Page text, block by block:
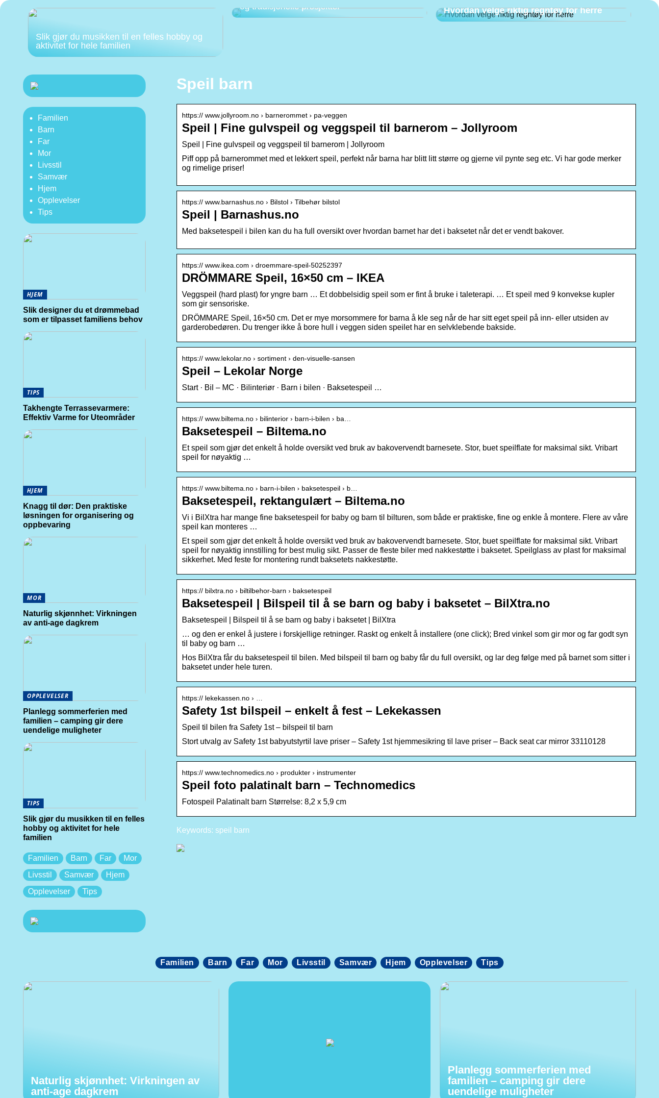
Slik gjør du musikken til en felles hobby og
aktivitet for hele familien
og tradisjonelle prosjekter
Hvordan velge riktig regntøy for herre
Speil barn
https:// www.jollyroom.no › barnerommet › pa-veggen
Speil | Fine gulvspeil og veggspeil til barnerom – Jollyroom
Speil | Fine gulvspeil og veggspeil til barnerom | Jollyroom
Piff opp på barnerommet med et lekkert speil, perfekt når barna har blitt litt større og gjerne vil pynte seg etc. Vi har gode merker
og rimelige priser!
https:// www.barnashus.no › Bilstol › Tilbehør bilstol
Speil | Barnashus.no
Med baksetespeil i bilen kan du ha full oversikt over hvordan barnet har det i baksetet når det er vendt bakover.
https:// www.ikea.com › droemmare-speil-50252397
DRÖMMARE Speil, 16×50 cm – IKEA
Veggspeil (hard plast) for yngre barn … Et dobbelsidig speil som er fint å bruke i taleterapi. … Et speil med 9 konvekse kupler
som gir sensoriske.
DRÖMMARE Speil, 16×50 cm. Det er mye morsommere for barna å kle seg når de har sitt eget speil på inn- eller utsiden av
garderobedøren. Du trenger ikke å bore hull i veggen siden speilet har en selvklebende bakside.
https:// www.lekolar.no › sortiment › den-visuelle-sansen
Speil – Lekolar Norge
Start · Bil – MC · Bilinteriør · Barn i bilen · Baksetespeil …
https:// www.biltema.no › bilinterior › barn-i-bilen › ba…
Baksetespeil – Biltema.no
Et speil som gjør det enkelt å holde oversikt ved bruk av bakovervendt barnesete. Stor, buet speilflate for maksimal sikt. Vribart
speil for nøyaktig …
https:// www.biltema.no › barn-i-bilen › baksetespeil › b…
Baksetespeil, rektangulært – Biltema.no
Vi i BilXtra har mange fine baksetespeil for baby og barn til bilturen, som både er praktiske, fine og enkle å montere. Flere av våre
speil kan monteres …
Et speil som gjør det enkelt å holde oversikt ved bruk av bakovervendt barnesete. Stor, buet speilflate for maksimal sikt. Vribart
speil for nøyaktig innstilling for best mulig sikt. Passer de fleste biler med nakkestøtte i baksetet. Speilglass av plast for maksimal
sikkerhet. Med feste for montering rundt baksetets nakkestøtte.
https:// bilxtra.no › biltilbehor-barn › baksetespeil
Baksetespeil | Bilspeil til å se barn og baby i baksetet – BilXtra.no
Baksetespeil | Bilspeil til å se barn og baby i baksetet | BilXtra
… og den er enkel å justere i forskjellige retninger. Raskt og enkelt å installere (one click); Bred vinkel som gir mor og far godt syn
til baby og barn …
Hos BilXtra får du baksetespeil til bilen. Med bilspeil til barn og baby får du full oversikt, og lar deg følge med på barnet som sitter i
baksetet under hele turen.
https:// lekekassen.no › …
Safety 1st bilspeil – enkelt å fest – Lekekassen
Speil til bilen fra Safety 1st – bilspeil til barn
Stort utvalg av Safety 1st babyutstyrtil lave priser – Safety 1st hjemmesikring til lave priser – Back seat car mirror 33110128
https:// www.technomedics.no › produkter › instrumenter
Speil foto palatinalt barn – Technomedics
Fotospeil Palatinalt barn Størrelse: 8,2 x 5,9 cm
Keywords: speil barn
Familien
Barn
Far
Mor
Livsstil
Samvær
Hjem
Opplevelser
Tips
HJEM
Slik designer du et drømmebad
som er tilpasset familiens behov
TIPS
Takhengte Terrassevarmere:
Effektiv Varme for Uteområder
HJEM
Knagg til dør: Den praktiske
løsningen for organisering og
oppbevaring
MOR
Naturlig skjønnhet: Virkningen
av anti-age dagkrem
OPPLEVELSER
Planlegg sommerferien med
familien – camping gir dere
uendelige muligheter
TIPS
Slik gjør du musikken til en felles
hobby og aktivitet for hele
familien
Familien Barn Far
Mor
Livsstil
Samvær
Hjem
Opplevelser
Tips
Familien Barn Far Mor Livsstil Samvær Hjem Opplevelser Tips
Naturlig skjønnhet: Virkningen av
anti-age dagkrem
Planlegg sommerferien med
familien – camping gir dere
uendelige muligheter